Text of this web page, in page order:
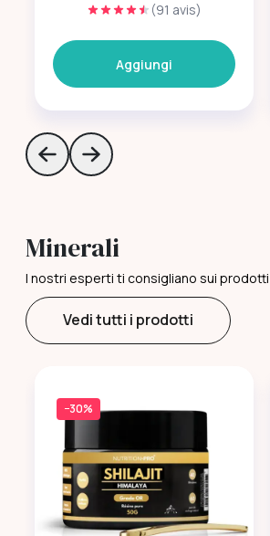
(91 avis)
Aggiungi
Skip to previous slide page
Skip to next slide page
Minerali
I nostri esperti ti consigliano sui
Vedi tutti i prodotti
−30%